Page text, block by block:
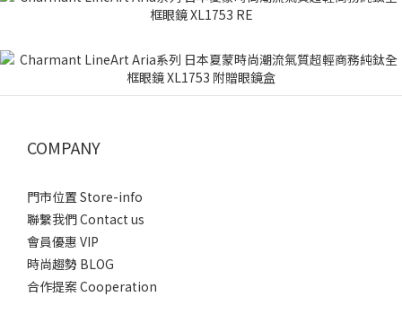
COMPANY
門市位置 Store-info
聯繫我們 Contact us
會員優惠 VIP
時尚趨勢 BLOG
合作提案 Cooperation